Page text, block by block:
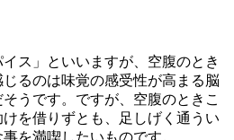
イス」といいますが、空腹のとき
るのは味覚の感受性が高まる脳
うです。ですが、空腹のときこ
を借りずとも、足しげく通うい